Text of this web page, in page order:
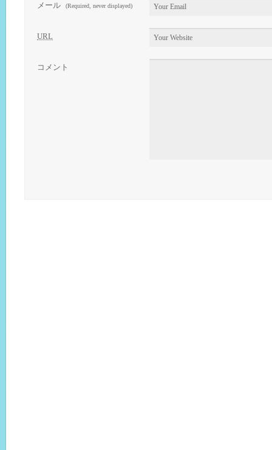
メール (Required, never displayed)
URL
コメント